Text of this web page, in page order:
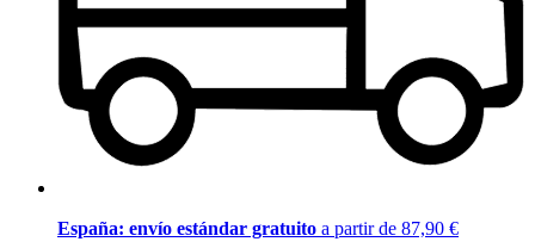
España: envío estándar gratuito a partir de 87,90 €